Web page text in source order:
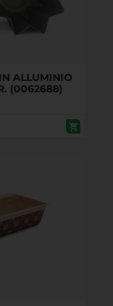
ALLUMINIO
(0062688)